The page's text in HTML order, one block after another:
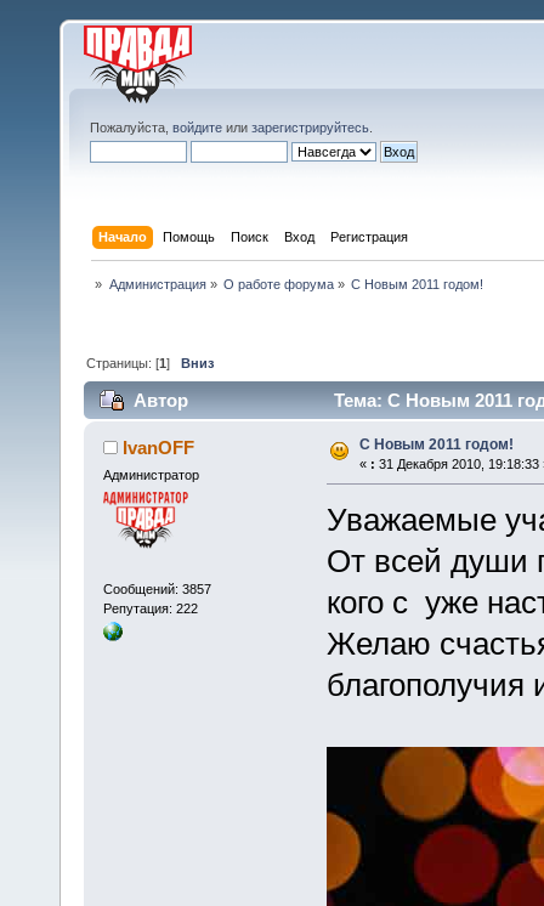
Пожалуйста, войдите или зарегистрируйтесь
Начало Помощь Поиск Вход Регистрация
» Администрация» О работе форума» С Новым 2011 годом!
Страницы: [1]Вниз
Автор Тема: С Новым 2011
IvanOFF
Администратор
Сообщений: 3857
Репутация: 222
С Новым 2011 годом!
« : 31 Декабря 2010, 19:18:33
Уважаемые
От всей души
кого с уже
Желаю
благополучия